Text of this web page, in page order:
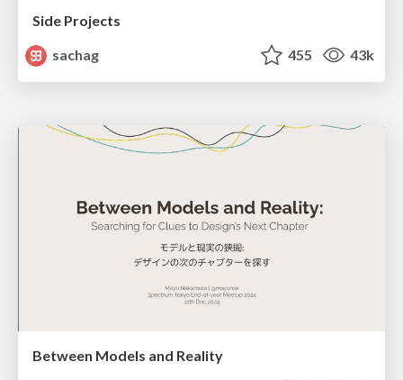
Side Projects
sachag
455 43k
Between Models and Reality